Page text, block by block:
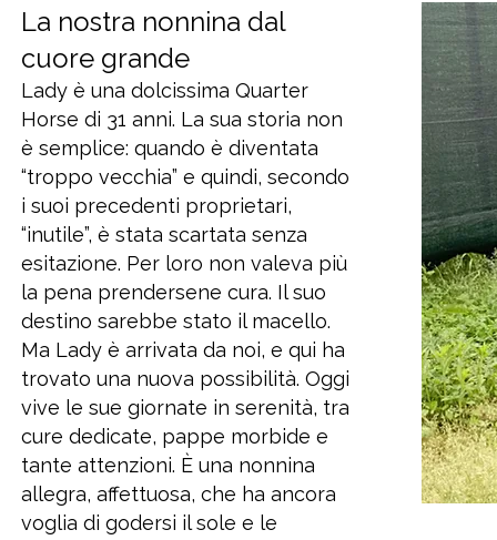
La nostra nonnina dal
cuore grande
Lady è una dolcissima Quarter
Horse di 31 anni. La sua storia non
è semplice: quando è diventata
“troppo vecchia” e quindi, secondo
i suoi precedenti proprietari,
“inutile”, è stata scartata senza
esitazione. Per loro non valeva più
la pena prendersene cura. Il suo
destino sarebbe stato il macello.
Ma Lady è arrivata da noi, e qui ha
trovato una nuova possibilità. Oggi
vive le sue giornate in serenità, tra
cure dedicate, pappe morbide e
tante attenzioni. È una nonnina
allegra, affettuosa, che ha ancora
voglia di godersi il sole e le